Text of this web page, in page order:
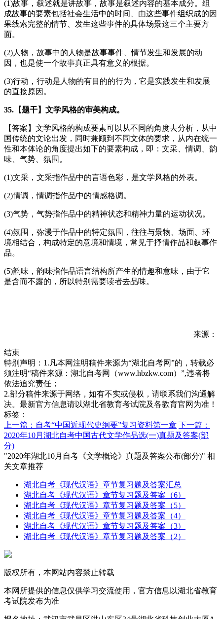
(1)故事，叙述就是讲故事，故事是叙述内容的基本成分。组
成故事的要素包括社会生活中的时间、由这些事件组织成的因
果线索完整的情节、发生这些事件的具体场景这三个主要方
面。
(2)人物，故事中的人物是故事事件、情节发生和发展的动
因，也是使一个故事真正具有意义的根据。
(3)行动，行动是人物的有目的的行为，它是实践发生和发展
的直接原因。
35.【题干】文学风格的审美构成。
【答案】文学风格的构成要素可以从不同的角度去分析，从中
国传统的文论出发，同时兼顾到不同文体的要求，从内在统一
性和本体论的角度提出如下的要素构成，即：文采、情调、韵
味、气势、氛围。
(1)文采，文采指作品中的言语色彩，是文学风格的外表。
(2)情调，情调指作品中的情感格调。
(3)气势，气势指作品中的精神状态和精神力量的运动状况。
(4)氛围，弥漫于作品中的特定氛围，往往与景物、场面、环
境相结合，构成特定的意境和情境，常见于抒情作品和叙事作
品。
(5)韵味，韵味指作品语言结构所产生的情趣和意味，由于它
是含而不露的，所以特别需要读者去品味。
来源：
结束
特别声明：1.凡本网注明稿件来源为“湖北自考网”的，转载必
须注明“稿件来源：湖北自考网（www.hbzkw.com）”,违者将
依法追究责任；
2.部分稿件来源于网络，如有不实或侵权，请联系我们沟通解
决。最新官方信息请以湖北省教育考试院及各教育官网为准！
标签：
上一篇：自考“中国近现代史纲要”复习资料第一章 下一篇：
2020年10月湖北自考中国古代文学作品选(一)真题及答案(部
分)
"2020年湖北10月自考《文学概论》真题及答案公布(部分)" 相
关文章推荐
湖北自考《现代汉语》章节复习题及答案汇总
湖北自考《现代汉语》章节复习题及答案（6）
湖北自考《现代汉语》章节复习题及答案（5）
湖北自考《现代汉语》章节复习题及答案（4）
湖北自考《现代汉语》章节复习题及答案（3）
湖北自考《现代汉语》章节复习题及答案（2）
版权所有，本网站内容禁止转载
本网所提供的信息仅供学习交流使用，官方信息以湖北省教育
考试院发布为准